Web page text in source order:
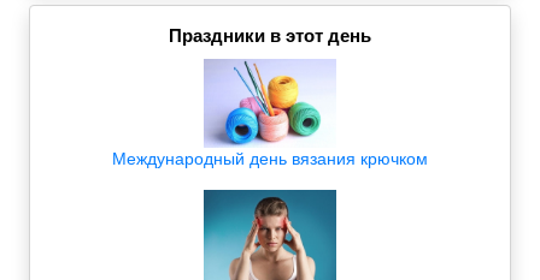
Праздники в этот день
Международный день вязания крючком